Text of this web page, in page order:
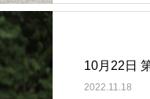
10月22日
2022.11.18